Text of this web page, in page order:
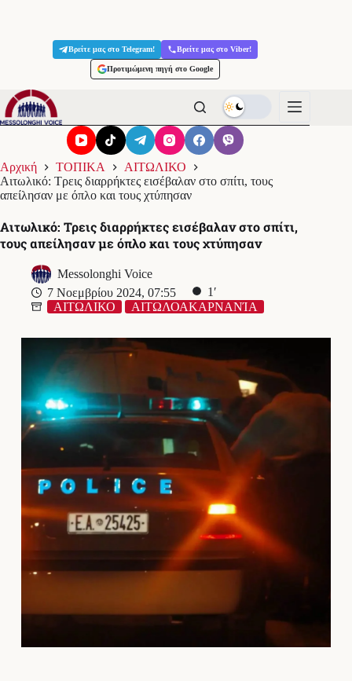
Βρείτε μας στο Telegram! Βρείτε μας στο Viber!
Προτιμώμενη πηγή στο Google
Αρχική ΤΟΠΙΚΑ
ΑΙΤΩΛΙΚΟ
Αιτωλικό: Τρεις διαρρήκτες εισέβαλαν στο σπίτι, τους
απείλησαν με όπλο και τους χτύπησαν
Αιτωλικό: Τρεις διαρρήκτες εισέβαλαν στο σπίτι,
τους απείλησαν με όπλο και τους χτύπησαν
Messolonghi Voice
7 Νοεμβρίου 2024, 07:55
1′
ΑΙΤΩΛΙΚΟ
ΑΙΤΩΛΟΑΚΑΡΝΑΝΊΑ